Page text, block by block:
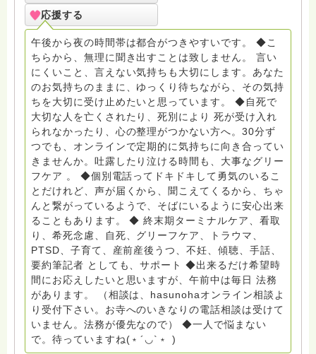
死、産前産後うつ、育児、DV、デートDV、トラウマ、
PTSD、傾聴トレーナー、手話、要約筆記、行政相談
員、女性支援員、小学校 中学校支援員としても、ケア
サポートをしています。 ◆一般社団法人『グリーフケア
ともしび』理事長 【ともしび遺族会】運営 毎月 第１
金・昼夜2回開催（大阪駅前第3ビル） 14：00〜，18：
00〜 お問い合わせ申込⬇️こちらから
griefcare.tomoshibi@icloud.com ＊この活動は皆さま
のご支援により支えられております。ご協力をよろしく
お願いします。 ゆうちょ銀行 口座番号 普通408-
6452769 一般社団法人グリーフケアともしび ◆『ビハ
ーラサロン おしゃべりカフェひだまり』 ビハーラ和歌
山代表 居場所運営 問い合わせ申込⬇️こちらから
griefcare.tomoshibi@icloud.com ◆GEはしもとサピュ
イエ 所属 （Gender Equity 誰もが自分らしく生きるこ
とができる社会をめざして）DV・女性支援 ◆認定NPO
京都自死自殺相談センターSotto 元グリーフサポート委
員長（2018〜2024） ◆保育士.幼稚園教諭.小学校教諭.
レクリエーションインストラクター.中学校DV授業 10年
間 保育 教育の現場で 総主任として勤めた経験も生かし
つつ、お話できることがあれば 幸いです。 いつも あな
たとともに。南無阿弥陀仏 ここでは、宗旨を問いませ
ん。 まずは、ひとりで抱え込まないで。 来寺お問い合
わせは⬇️こちらから miehimeyo@gmail.com ※時間を割
応援する
午後から夜の時間帯は都合がつきやすいです。 ◆こ
ちらから、無理に聞き出すことは致しません。 言い
にくいこと、言えない気持ちも大切にします。あなた
のお気持ちのままに、ゆっくり待ちながら、その気持
ちを大切に受け止めたいと思っています。 ◆自死で
大切な人を亡くされたり、死別により 死が受け入れ
られなかったり、心の整理がつかない方へ。30分ず
つでも、オンラインで定期的に気持ちに向き合ってい
きませんか。吐露したり泣ける時間も、大事なグリー
フケア 。 ◆個別電話ってドキドキして勇気のいるこ
とだけれど、声が届くから、聞こえてくるから、ちゃ
んと繋がっているようで、そばにいるように安心出来
ることもあります。 ◆ 終末期ターミナルケア、看取
り、希死念慮、自死、グリーフケア、トラウマ、
PTSD、子育て、産前産後うつ、不妊、傾聴、手話、
要約筆記者 としても、サポート ◆出来るだけ希望時
間にお応えしたいと思いますが、午前中は毎日 法務
があります。 （相談は、hasunohaオンライン相談よ
り受付下さい。お寺へのいきなりの電話相談は受けて
いません。法務が優先なので） ◆一人で悩まない
で。待っていますね(﹡´◡`﹡ )